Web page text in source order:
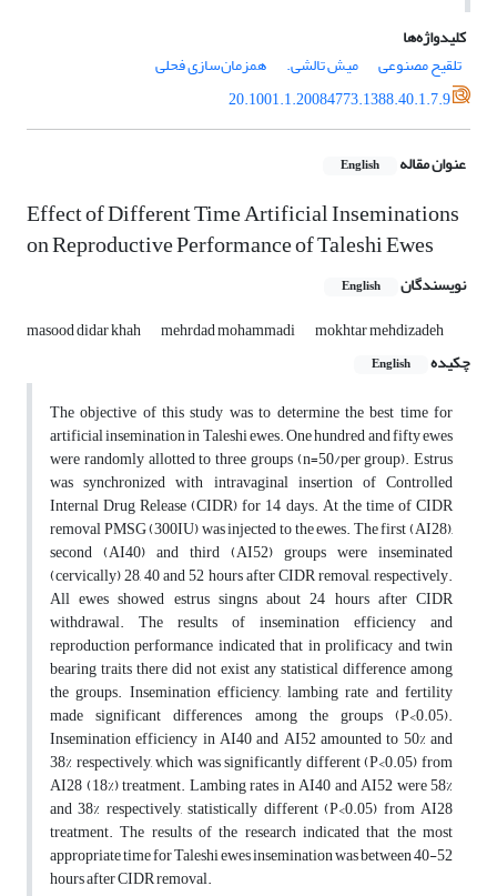
کلیدواژه‌ها
تلقیح مصنوعی
میش تالشی.
همزمان‌سازی فحلی
20.1001.1.20084773.1388.40.1.7.9
عنوان مقاله English
Effect of Different Time Artificial Inseminations
on Reproductive Performance of Taleshi Ewes
نویسندگان English
masood didar khah mehrdad mohammadi
mokhtar mehdizadeh
چکیده
English
The objective of this study was to determine the best time for
artificial insemination in Taleshi ewes. One hundred and fifty ewes
were randomly allotted to three groups (n=50/per group). Estrus
was synchronized with intravaginal insertion of Controlled
Internal Drug Release (CIDR) for 14 days. At the time of CIDR
removal PMSG (300IU) was injected to the ewes. The first (AI28),
second (AI40) and third (AI52) groups were inseminated
(cervically) 28, 40 and 52 hours after CIDR removal, respectively.
All ewes showed estrus singns about 24 hours after CIDR
withdrawal. The results of insemination efficiency and
reproduction performance indicated that in prolificacy and twin
bearing traits there did not exist any statistical difference among
the groups. Insemination efficiency, lambing rate and fertility
made significant differences among the groups (P<0.05).
Insemination efficiency in AI40 and AI52 amounted to 50% and
38% respectively, which was significantly different (P<0.05) from
AI28 (18%) treatment. Lambing rates in AI40 and AI52 were 58%
and 38% respectively, statistically different (P<0.05) from AI28
treatment. The results of the research indicated that the most
appropriate time for Taleshi ewes insemination was between 40-52
hours after CIDR removal.